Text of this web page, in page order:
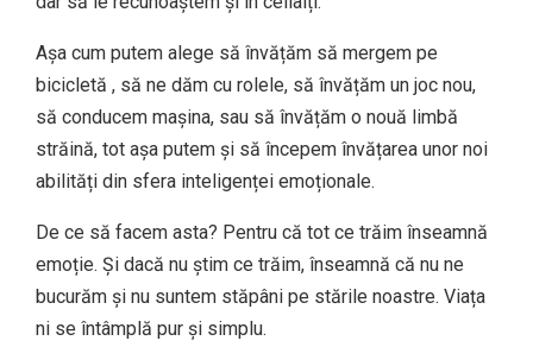
Așa cum putem alege să învățăm să mergem pe
bicicletă , să ne dăm cu rolele, să învățăm un joc nou,
să conducem mașina, sau să învățăm o nouă limbă
străină, tot așa putem și să începem învățarea unor noi
abilități din sfera inteligenței emoționale.
De ce să facem asta? Pentru că tot ce trăim înseamnă
emoție. Și dacă nu știm ce trăim, înseamnă că nu ne
bucurăm și nu suntem stăpâni pe stările noastre. Viața
ni se întâmplă pur și simplu.